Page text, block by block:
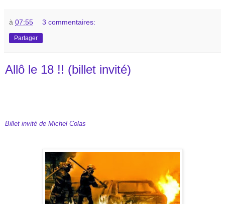
à 07:55 3 commentaires:
Partager
Allô le 18 !! (billet invité)
Billet invité de Michel Colas